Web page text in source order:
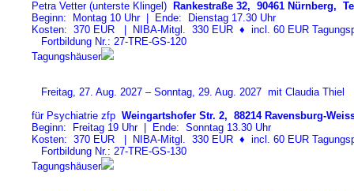
Petra Vetter (unterste Klingel) Rankestraße 32, 90461 Nürnberg,
Beginn: Montag 10 Uhr | Ende: Dienstag 17.30 Uhr
Kosten: 370 EUR | NIBA-Mitgl. 330 EUR ♦ incl. 60 EUR
Fortbildung Nr.: 27-TRE-GS-120
Tagungshäuser
Freitag, 27. Aug. 2027 – Sonntag, 29. Aug. 2027 mit Claudia Thiel
für Psychiatrie zfp Weingartshofer Str. 2, 88214 Ravensburg-
Beginn: Freitag 19 Uhr | Ende: Sonntag 13.30 Uhr
Kosten: 370 EUR | NIBA-Mitgl. 330 EUR ♦ incl. 60 EUR
Fortbildung Nr.: 27-TRE-GS-130
Tagungshäuser